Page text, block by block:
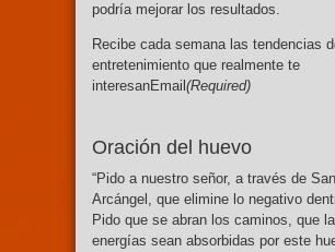
podría mejorar los resultados.
Recibe cada semana las tendencias
entretenimiento que realmente te
interesanEmail (Required)
Oración del huevo
“Pido a nuestro señor, a través de
Arcángel, que elimine lo negativo
Pido que se abran los caminos, que
energías sean absorbidas por este